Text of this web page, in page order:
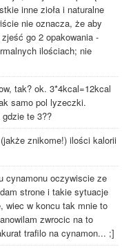
inne zioła i naturalne
nie oznacza, że aby
go 2 opakowania -
ilościach; nie
tak? ok. 3*4kcal=12kcal
samo pol lyzeczki.
te 3??
znikome!) ilości kalorii
cynamonu oczywiscie ze
strone i takie sytuacje
wiec w koncu tak mnie to
zwrocic na to
trafilo na cynamon... ;]